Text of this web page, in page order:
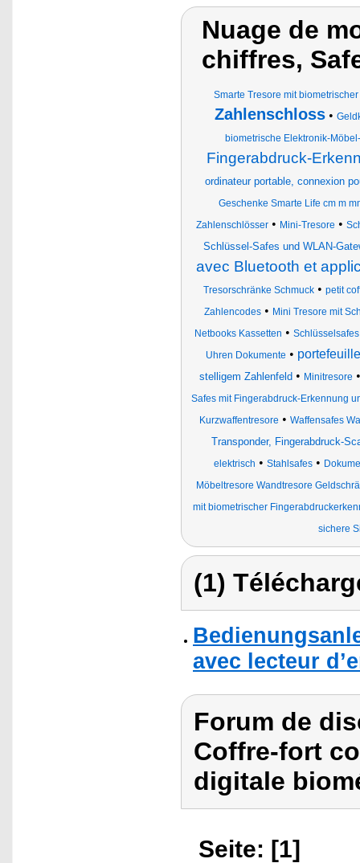
Nuage de
chiffres,
Smarte Tresore mit
Zahlenschloss•
biometrische Elektronik-
Fingerabdruck-
ordinateur portable, connexion
Geschenke Smarte Life cm m
Zahlenschlösser • Mini-Tresore •
Schlüssel-Safes und WLAN-
avec Bluetooth et
Tresorschränke Schmuck• petit
Zahlencodes • Mini Tresore mit
Netbooks Kassetten • Schlüsselsafes
Uhren Dokumente •
stelligem Zahlenfeld • Minitresore
Safes mit Fingerabdruck-Erkennung
Kurzwaffentresore • Waffensafes
Transponder, Fingerabdruck-
elektrisch • Stahlsafes •
Möbeltresore Wandtresore
mit biometrischer
sichere
(1)
avec lecteur
Forum de
Coffre-fort
digitale
Seite: [1]